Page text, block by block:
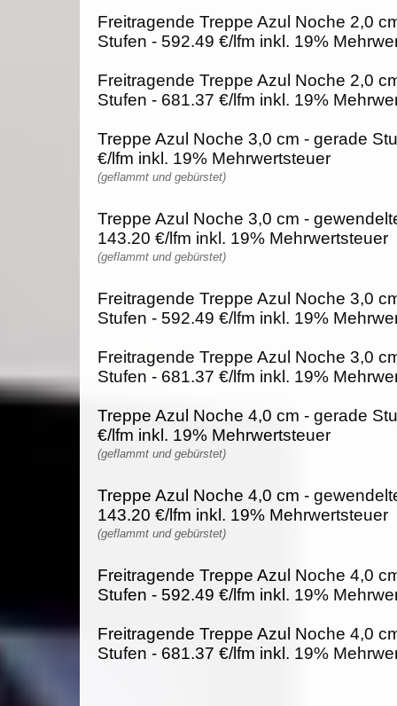
Freitragende Treppe Azul Noche 2,0
Stufen - 592.49 €/lfm inkl. 19%
Freitragende Treppe Azul Noche 2,0
Stufen - 681.37 €/lfm inkl. 19%
Treppe Azul Noche 3,0 cm - gerade
€/lfm inkl. 19% Mehrwertsteuer
(geflammt und gebürstet)
Treppe Azul Noche 3,0 cm -
143.20 €/lfm inkl. 19% Mehrwertsteuer
(geflammt und gebürstet)
Freitragende Treppe Azul Noche 3,0
Stufen - 592.49 €/lfm inkl. 19%
Freitragende Treppe Azul Noche 3,0
Stufen - 681.37 €/lfm inkl. 19%
Treppe Azul Noche 4,0 cm - gerade
€/lfm inkl. 19% Mehrwertsteuer
(geflammt und gebürstet)
Treppe Azul Noche 4,0 cm -
143.20 €/lfm inkl. 19% Mehrwertsteuer
(geflammt und gebürstet)
Freitragende Treppe Azul Noche 4,0
Stufen - 592.49 €/lfm inkl. 19%
Freitragende Treppe Azul Noche 4,0
Stufen - 681.37 €/lfm inkl. 19%